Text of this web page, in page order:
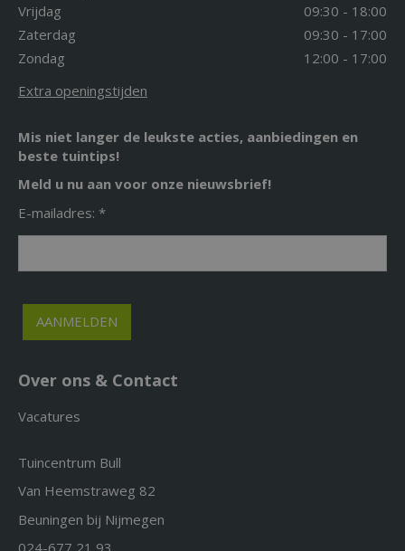
Vrijdag
09:30 - 18:00
Zaterdag
09:30 - 17:00
Zondag
12:00 - 17:00
Extra openingstijden
Mis niet langer de leukste acties, aanbiedingen en
beste tuintips!
Meld u nu aan voor onze nieuwsbrief!
E-mailadres: *
Over ons & Contact
Vacatures
Tuincentrum Bull
Van Heemstraweg 82
Beuningen bij Nijmegen